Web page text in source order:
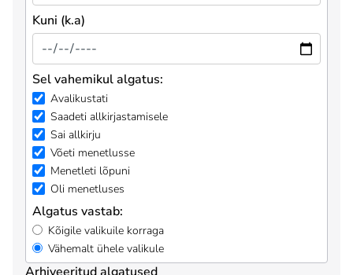
Kuni (k.a)
Sel vahemikul algatus:
Avalikustati
Saadeti allkirjastamisele
Sai allkirju
Võeti menetlusse
Menetleti lõpuni
Oli menetluses
Algatus vastab:
Kõigile valikuile korraga
Vähemalt ühele valikule